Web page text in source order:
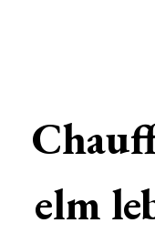
elm